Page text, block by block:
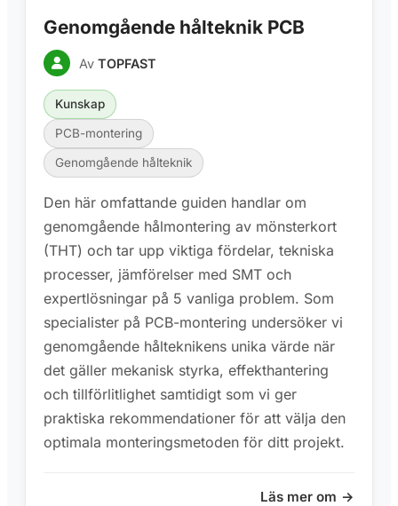
Genomgående hålteknik PCB
Av TOPFAST
Kunskap
PCB-montering
Genomgående hålteknik
Den här omfattande guiden handlar om
genomgående hålmontering av mönsterkort
(THT) och tar upp viktiga fördelar, tekniska
processer, jämförelser med SMT och
expertlösningar på 5 vanliga problem. Som
specialister på PCB-montering undersöker vi
genomgående hålteknikens unika värde när
det gäller mekanisk styrka, effekthantering
och tillförlitlighet samtidigt som vi ger
praktiska rekommendationer för att välja den
optimala monteringsmetoden för ditt projekt.
Läs mer om